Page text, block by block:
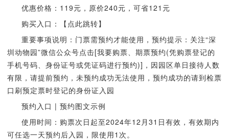
优惠价格：119元，原价240元，可省121元
购买入口：【点此跳转】
重要事项说明：门票需预约才能使用，预约提示：关注“深
圳动物园”微信公众号点击[我要购票、期票预约(凭购票登记的
手机号码、身份证号或凭证码进行预约)]，因园区单日接待人数
有限，请提前预约，未预约成功无法使用，预约成功的请到检票
口刷预定票时登记的身份证入园
预约入口 | 预约图文示例
使用时间：购票次日起至2024年12月31日有效，有效期内
可任选一天预约后入园，限使用1次。